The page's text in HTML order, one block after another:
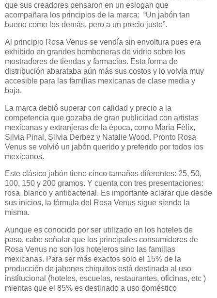
que sus creadores pensaron en un eslogan que
acompañara los principios de la marca: “Un jabón tan
bueno como los demás, pero a un precio justo”.
Al principio Rosa Venus se vendía sin envoltura pues era
exhibido en grandes bomboneras de vidrio sobre los
mostradores de tiendas y farmacias. Esta forma de
distribución abarataba aún más sus costos y lo volvía muy
accesible para las familias mexicanas de clase media y
baja.
La marca debió superar con calidad y precio a la
competencia que gozaba de gran publicidad con artistas
mexicanas y extranjeras de la época, como María Félix,
Silvia Pinal, Silvia Derbez y Natalie Wood. Pronto Rosa
Venus se volvió un jabón querido y preferido por todos los
mexicanos.
Este clásico jabón tiene cinco tamaños diferentes: 25, 50,
100, 150 y 200 gramos. Y cuenta con tres presentaciones:
rosa, blanco y antibacterial. Es importante aclarar que desde
sus inicios, la fórmula del Rosa Venus sigue siendo la
misma.
Aunque es conocido por ser utilizado en los hoteles de
paso, cabe señalar que los principales consumidores de
Rosa Venus no son los hoteleros sino las familias
mexicanas. Para ser más exactos solo el 15% de la
producción de jabones chiquitos está destinada al uso
institucional (hoteles, escuelas, restaurantes, oficinas, etc )
mientas que el 85% es destinado a uso doméstico